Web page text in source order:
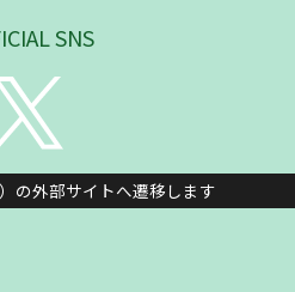
SNS
の外部サイトへ遷移します